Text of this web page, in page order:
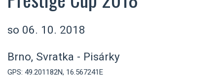
so 06. 10. 2018
Brno, Svratka - Pisárky
GPS: 49.201182N, 16.567241E